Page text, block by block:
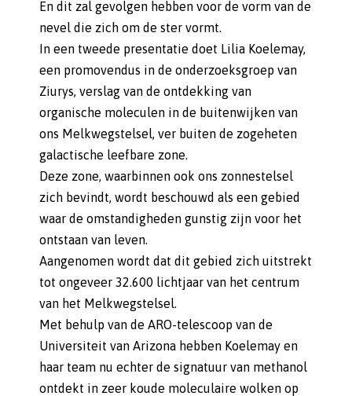
En dit zal gevolgen hebben voor de vorm van de
nevel die zich om de ster vormt.
In een tweede presentatie doet Lilia Koelemay,
een promovendus in de onderzoeksgroep van
Ziurys, verslag van de ontdekking van
organische moleculen in de buitenwijken van
ons Melkwegstelsel, ver buiten de zogeheten
galactische leefbare zone.
Deze zone, waarbinnen ook ons zonnestelsel
zich bevindt, wordt beschouwd als een gebied
waar de omstandigheden gunstig zijn voor het
ontstaan van leven.
Aangenomen wordt dat dit gebied zich uitstrekt
tot ongeveer 32.600 lichtjaar van het centrum
van het Melkwegstelsel.
Met behulp van de ARO-telescoop van de
Universiteit van Arizona hebben Koelemay en
haar team nu echter de signatuur van methanol
ontdekt in zeer koude moleculaire wolken op